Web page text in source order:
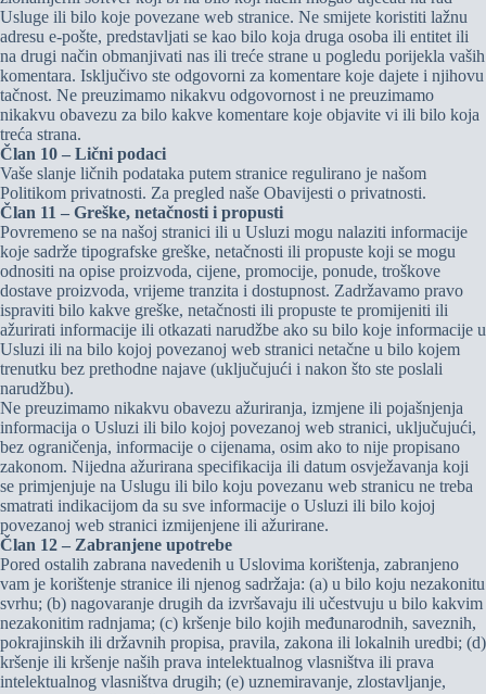
Usluge ili bilo koje povezane web stranice. Ne smijete koristiti lažnu
adresu e-pošte, predstavljati se kao bilo koja druga osoba ili entitet ili
na drugi način obmanjivati ​​nas ili treće strane u pogledu porijekla vaših
komentara. Isključivo ste odgovorni za komentare koje dajete i njihovu
tačnost. Ne preuzimamo nikakvu odgovornost i ne preuzimamo
nikakvu obavezu za bilo kakve komentare koje objavite vi ili bilo koja
treća strana.
Član 10 – Lični podaci
Vaše slanje ličnih podataka putem stranice regulirano je našom
Politikom privatnosti. Za pregled naše Obavijesti o privatnosti.
Član 11 – Greške, netačnosti i propusti
Povremeno se na našoj stranici ili u Usluzi mogu nalaziti informacije
koje sadrže tipografske greške, netačnosti ili propuste koji se mogu
odnositi na opise proizvoda, cijene, promocije, ponude, troškove
dostave proizvoda, vrijeme tranzita i dostupnost. Zadržavamo pravo
ispraviti bilo kakve greške, netačnosti ili propuste te promijeniti ili
ažurirati informacije ili otkazati narudžbe ako su bilo koje informacije u
Usluzi ili na bilo kojoj povezanoj web stranici netačne u bilo kojem
trenutku bez prethodne najave (uključujući i nakon što ste poslali
narudžbu).
Ne preuzimamo nikakvu obavezu ažuriranja, izmjene ili pojašnjenja
informacija o Usluzi ili bilo kojoj povezanoj web stranici, uključujući,
bez ograničenja, informacije o cijenama, osim ako to nije propisano
zakonom. Nijedna ažurirana specifikacija ili datum osvježavanja koji
se primjenjuje na Uslugu ili bilo koju povezanu web stranicu ne treba
smatrati indikacijom da su sve informacije o Usluzi ili bilo kojoj
povezanoj web stranici izmijenjene ili ažurirane.
Član 12 – Zabranjene upotrebe
Pored ostalih zabrana navedenih u Uslovima korištenja, zabranjeno
vam je korištenje stranice ili njenog sadržaja: (a) u bilo koju nezakonitu
svrhu; (b) nagovaranje drugih da izvršavaju ili učestvuju u bilo kakvim
nezakonitim radnjama; (c) kršenje bilo kojih međunarodnih, saveznih,
pokrajinskih ili državnih propisa, pravila, zakona ili lokalnih uredbi; (d)
kršenje ili kršenje naših prava intelektualnog vlasništva ili prava
intelektualnog vlasništva drugih; (e) uznemiravanje, zlostavljanje,